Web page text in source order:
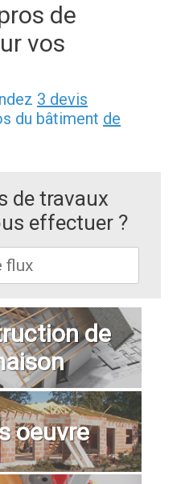
de
vos
3 devis
du bâtiment de
de travaux
effectuer ?
de
oeuvre